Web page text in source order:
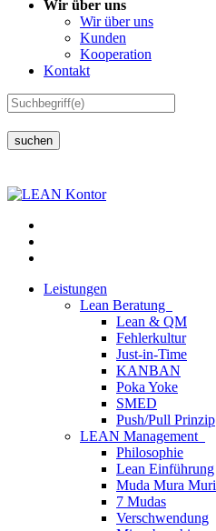
Wir über uns
Wir über uns
Kunden
Kooperation
Kontakt
suchen
Leistungen
Lean Beratung
Lean & QM
Fehlerkultur
Just-in-Time
KANBAN
Poka Yoke
SMED
Push/Pull Prinzip
LEAN Management
Philosophie
Lean Einführung
Muda Mura Muri
7 Mudas
Verschwendung